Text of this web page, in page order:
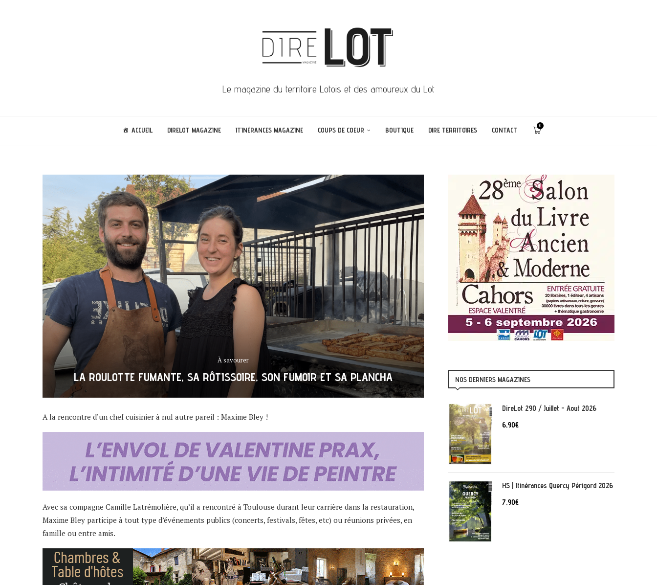
Le magazine du territoire Lotois et des amoureux du Lot
ACCUEIL DIRELOT MAGAZINE ITINÉRANCES MAGAZINE COUPS DE COEUR BOUTIQUE DIRE TERRITOIRES CONTACT
0
À savourer
LA ROULOTTE FUMANTE, SA RÔTISSOIRE, SON FUMOIR ET SA PLANCHA
A la rencontre d’un chef cuisinier à nul autre pareil : Maxime Bley !
Avec sa compagne Camille Latrémolière, qu’il a rencontré à Toulouse durant leur carrière dans la restauration,
Maxime Bley participe à tout type d’événements publics (concerts, festivals, fêtes, etc) ou réunions privées, en
famille ou entre amis.
NOS DERNIERS MAGAZINES
DireLot 290 / Juillet - Aout 2026
6,90€
HS | Itinérances Quercy Périgord 2026
7,90€